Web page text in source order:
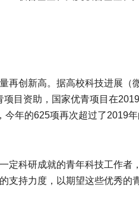
创新高。据高校科技进展（
目资助，国家优青项目在
年的625项再次超过了2019年
科研成就的青年科技工作者
支持力度，以期望这些优秀的